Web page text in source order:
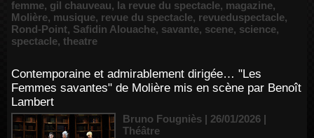
femme, gil chauveau, la revue du spectacle, magazine,
Molière, musique, revue du spectacle, revueduspectacle,
Rond-Point, Safidin Alouache, savante, scene, science,
spectacle, theatre
Contemporaine et admirablement dirigée… "Les
Femmes savantes" de Molière mis en scène par Benoît
Lambert
Bruno Fougniès | 26/01/2026 |
Théâtre